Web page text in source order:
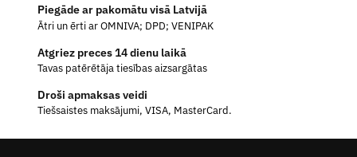
Piegāde ar pakomātu visā Latvijā
Ātri un ērti ar OMNIVA; DPD; VENIPAK
Atgriez preces 14 dienu laikā
Tavas patērētāja tiesības aizsargātas
Droši apmaksas veidi
Tiešsaistes maksājumi, VISA, MasterCard.